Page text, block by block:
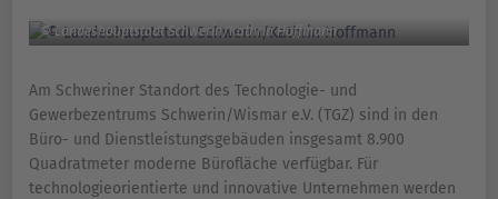
© Landeshauptstadt Schwerin/Kathrin Hoffmann
Am Schweriner Standort des Technologie- und
Gewerbezentrums Schwerin/Wismar e.V. (TGZ) sind in den
Büro- und Dienstleistungsgebäuden insgesamt 8.900
Quadratmeter moderne Bürofläche verfügbar. Für
technologieorientierte und innovative Unternehmen werden